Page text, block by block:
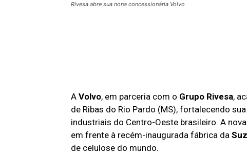
Rivesa abre sua nona concessionária Volvo
A Volvo, em parceria com o Grupo Rivesa,
de Ribas do Rio Pardo (MS), fortalecendo
industriais do Centro-Oeste brasileiro. A
em frente à recém-inaugurada fábrica da
de celulose do mundo.